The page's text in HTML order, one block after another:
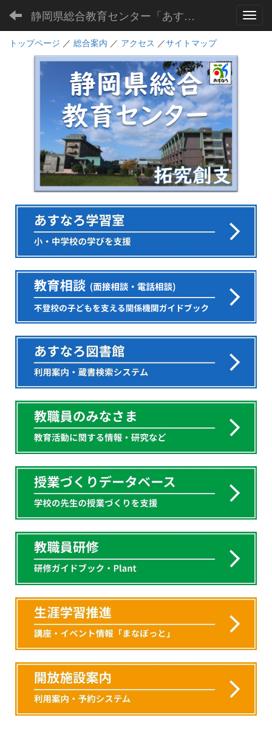
静岡県総合教育センター「あすなろ」
トップページ ／ 総合案内 ／ アクセス ／サイトマップ